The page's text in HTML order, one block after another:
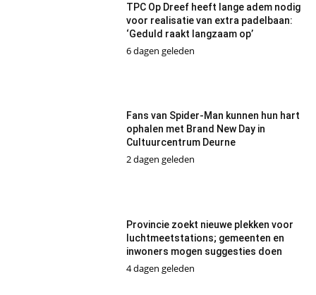
TPC Op Dreef heeft lange adem nodig
voor realisatie van extra padelbaan:
‘Geduld raakt langzaam op’
6 dagen geleden
Fans van Spider-Man kunnen hun hart
ophalen met Brand New Day in
Cultuurcentrum Deurne
2 dagen geleden
Provincie zoekt nieuwe plekken voor
luchtmeetstations; gemeenten en
inwoners mogen suggesties doen
4 dagen geleden